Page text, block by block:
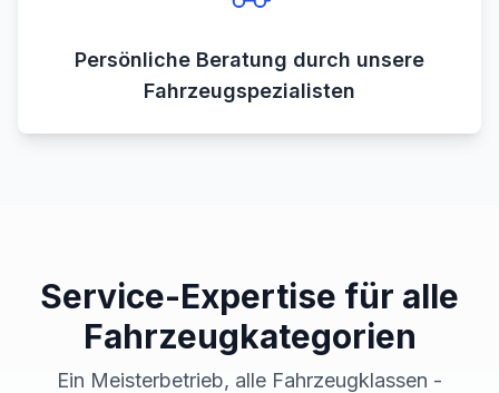
Persönliche Beratung durch unsere
Fahrzeugspezialisten
Service-Expertise für alle
Fahrzeugkategorien
Ein Meisterbetrieb, alle Fahrzeugklassen -